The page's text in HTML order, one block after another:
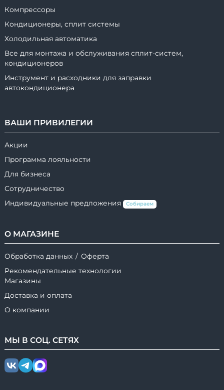
Компрессоры
Кондиционеры, сплит системы
Холодильная автоматика
Все для монтажа и обслуживания сплит-систем,
кондиционеров
Инструмент и расходники для заправки
автокондиционера
ВАШИ ПРИВИЛЕГИИ
Акции
Программа лояльности
Для бизнеса
Сотрудничество
Индивидуальные предложения
Собираем
О МАГАЗИНЕ
Обработка данных / Оферта
Рекомендательные технологии
Магазины
Доставка и оплата
О компании
МЫ В СОЦ. СЕТЯХ